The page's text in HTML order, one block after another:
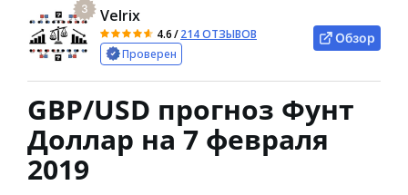
3 Velrix
4.6/214 ОТЗЫВОВ
Проверен
Обзор
GBP/USD прогноз Фунт
Доллар на 7 февраля
2019